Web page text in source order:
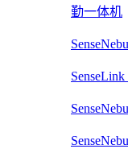
勤一体机